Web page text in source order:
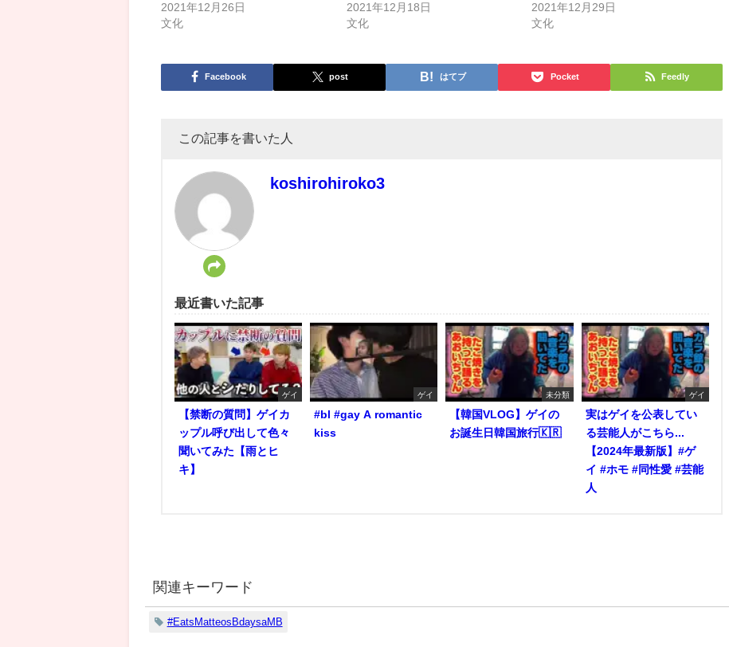
2021年12月26日
文化
2021年12月18日
文化
2021年12月29日
文化
Facebook post はてブ Pocket Feedly
この記事を書いた人
koshirohiroko3
最近書いた記事
ゲイ
【禁断の質問】ゲイカ
ップル呼び出して色々
聞いてみた【雨とヒ
キ】
ゲイ
#bl #gay A romantic
kiss
未分類
【韓国VLOG】ゲイの
お誕生日韓国旅行🇰🇷
ゲイ
実はゲイを公表してい
る芸能人がこちら...
【2024年最新版】#ゲ
イ #ホモ #同性愛 #芸能
人
関連キーワード
#EatsMatteosBdaysaMB